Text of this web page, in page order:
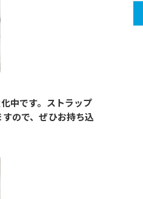
中です。ストラップ
ので、ぜひお持ち込